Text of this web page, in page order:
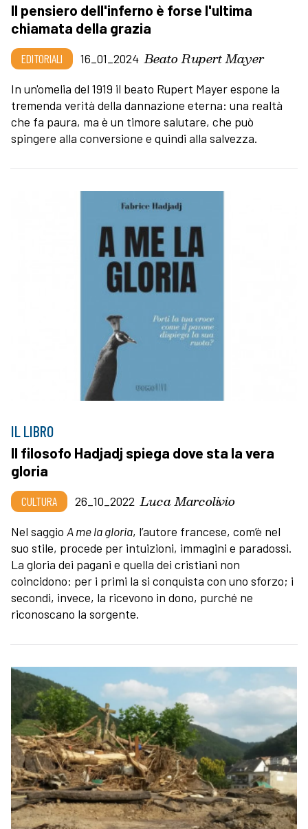
Il pensiero dell'inferno è forse l'ultima
chiamata della grazia
EDITORIALI 16_01_2024 Beato Rupert Mayer
In un'omelia del 1919 il beato Rupert Mayer espone la
tremenda verità della dannazione eterna: una realtà
che fa paura, ma è un timore salutare, che può
spingere alla conversione e quindi alla salvezza.
IL LIBRO
Il filosofo Hadjadj spiega dove sta la vera
gloria
CULTURA 26_10_2022 Luca Marcolivio
Nel saggio A me la gloria, l’autore francese, com’è nel
suo stile, procede per intuizioni, immagini e paradossi.
La gloria dei pagani e quella dei cristiani non
coincidono: per i primi la si conquista con uno sforzo; i
secondi, invece, la ricevono in dono, purché ne
riconoscano la sorgente.